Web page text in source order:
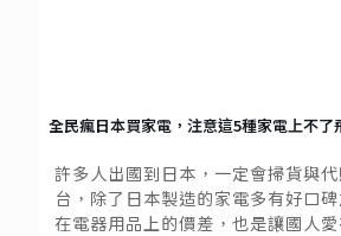
全民瘋日本買家電，注意這5種家電上不了
許多人出國到日本，一定會掃貨與
台，除了日本製造的家電多有好口
在電器用品上的價差，也是讓國人